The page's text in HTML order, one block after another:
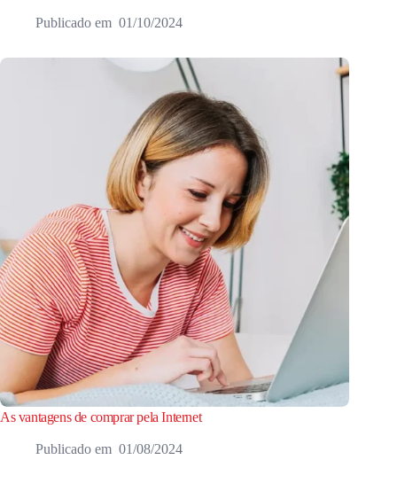
01/10/2024
As vantagens de comprar pela Internet
01/08/2024